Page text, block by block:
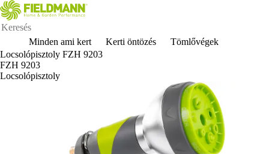
Minden ami kert Kerti öntözés
Tömlővégek
Locsolópisztoly FZH 9203
FZH 9203
Locsolópisztoly